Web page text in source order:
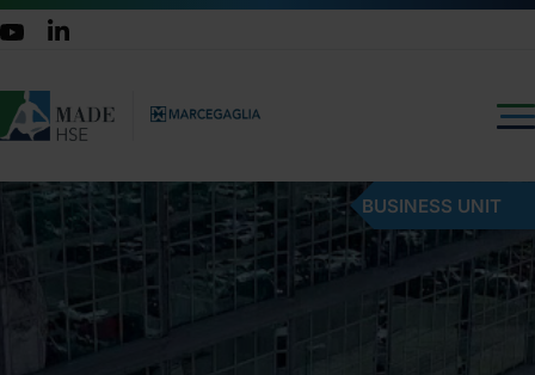
BUSINESS UNIT